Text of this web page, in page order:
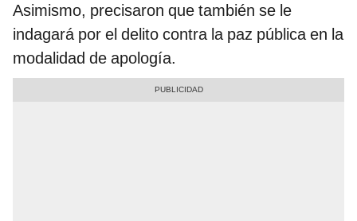
Asimismo, precisaron que también se le
indagará por el delito contra la paz pública en la
modalidad de apología.